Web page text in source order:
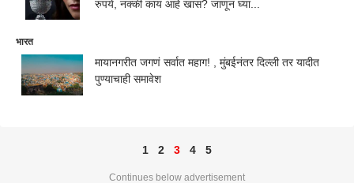
रुपये, नक्की काय आहे खास? जाणून घ्या...
भारत
मायानगरीत जगणं सर्वात महाग! , मुंबईनंतर दिल्ली तर यादीत
पुण्याचाही समावेश
1 2 3 4 5
Continues below advertisement